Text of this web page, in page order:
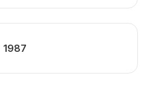
1987